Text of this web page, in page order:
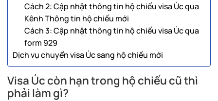
Cách 2: Cập nhật thông tin hộ chiếu visa Úc qua
Kênh Thông tin hộ chiếu mới
Cách 3: Cập nhật thông tin hộ chiếu visa Úc qua
form 929
Dịch vụ chuyển visa Úc sang hộ chiếu mới
Visa Úc còn hạn trong hộ chiếu cũ thì
phải làm gì?